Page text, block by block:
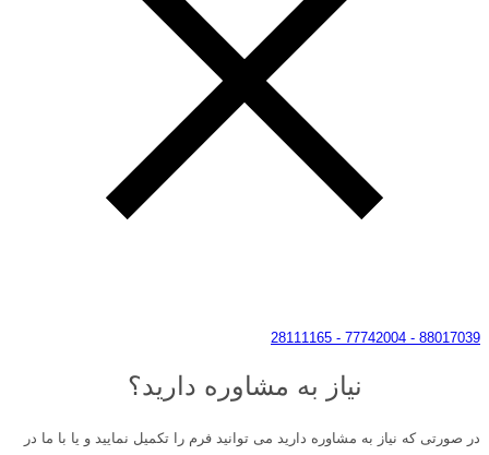
88017039 - 77742004 - 28111165
نیاز به مشاوره دارید؟
در صورتی که نیاز به مشاوره دارید می توانید فرم را تکمیل نمایید و یا با ما در